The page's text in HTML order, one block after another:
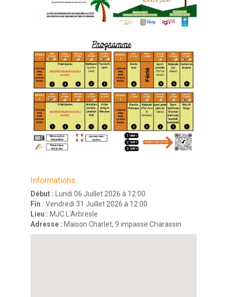
Informations
Début :
Lundi 06 Juillet 2026 à 12:00
Fin : Vendredi 31 Juillet 2026 à 12:00
Lieu : MJC L'Arbresle
Adresse : Maison Charlet, 9 impasse Charassin